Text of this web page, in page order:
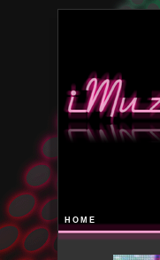
HOME